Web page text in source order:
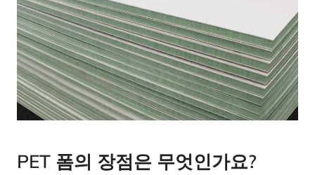
PET 폼의 장점은 무엇인가요?